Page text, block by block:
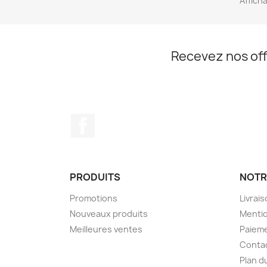
Recevez nos
PRODUITS
Promotions
Nouveaux produits
Meilleures ventes
Plan